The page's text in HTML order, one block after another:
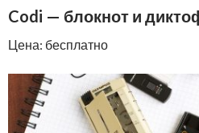
Codi — блокнот и
Цена: бесплатно